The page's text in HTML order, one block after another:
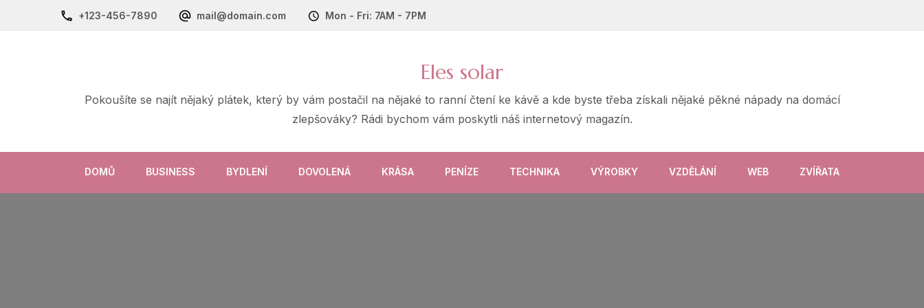
+123-456-7890 mail@domain.com Mon - Fri: 7AM - 7PM
Eles solar
Pokoušíte se najít nějaký plátek, který by vám postačil na nějaké to ranní čtení ke kávě a kde byste třeba získali nějaké pěkné nápady na domácí
zlepšováky? Rádi bychom vám poskytli náš internetový magazín.
DOMŮ BUSINESS BYDLENÍ DOVOLENÁ KRÁSA PENÍZE TECHNIKA VÝROBKY VZDĚLÁNÍ WEB ZVÍŘATA